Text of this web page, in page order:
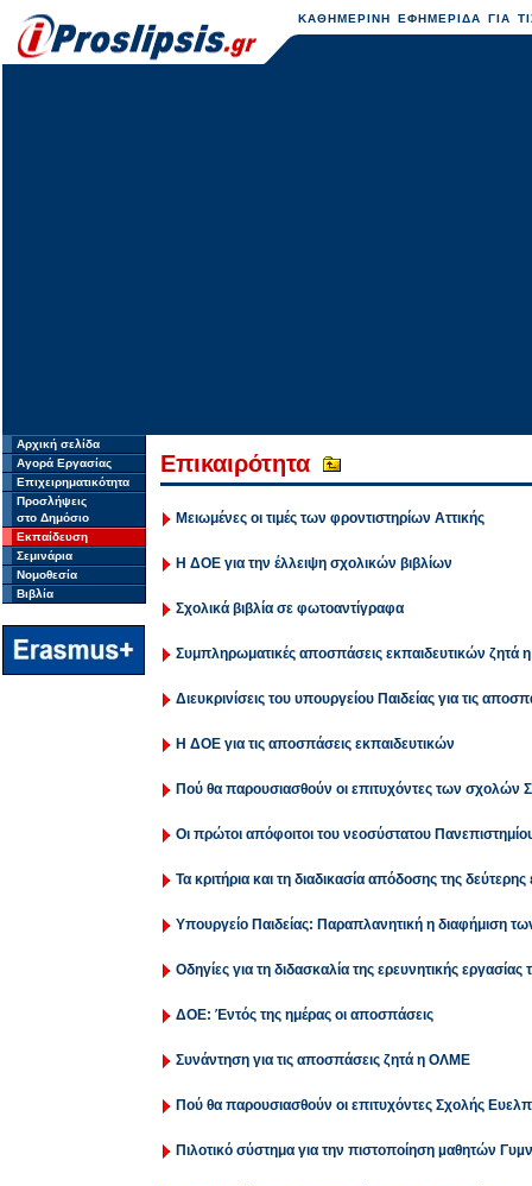
ΚΑΘΗΜΕΡΙΝΗ ΕΦΗΜΕΡΙΔΑ ΓΙΑ
Αρχική σελίδα
Αγορά Εργασίας
Επιχειρηματικότητα
Προσλήψεις
στο Δημόσιο
Εκπαίδευση
Σεμινάρια
Νομοθεσία
Βιβλία
Επικαιρότητα
Μειωμένες οι τιμές των φροντιστηρίων Αττικής
Η ΔΟΕ για την έλλειψη σχολικών βιβλίων
Σχολικά βιβλία σε φωτοαντίγραφα
Συμπληρωματικές αποσπάσεις εκπαιδευτικών ζητά
Διευκρινίσεις του υπουργείου Παιδείας για τις
Η ΔΟΕ για τις αποσπάσεις εκπαιδευτικών
Πού θα παρουσιασθούν οι επιτυχόντες των σχολών
Οι πρώτοι απόφοιτοι του νεοσύστατου
Τα κριτήρια και τη διαδικασία απόδοσης της δεύτερης
Υπουργείο Παιδείας: Παραπλανητική η διαφήμιση
Οδηγίες για τη διδασκαλία της ερευνητικής
ΔΟΕ: Έντός της ημέρας οι αποσπάσεις
Συνάντηση για τις αποσπάσεις ζητά η ΟΛΜΕ
Πού θα παρουσιασθούν οι επιτυχόντες Σχολής
Πιλοτικό σύστημα για την πιστοποίηση µαθητών